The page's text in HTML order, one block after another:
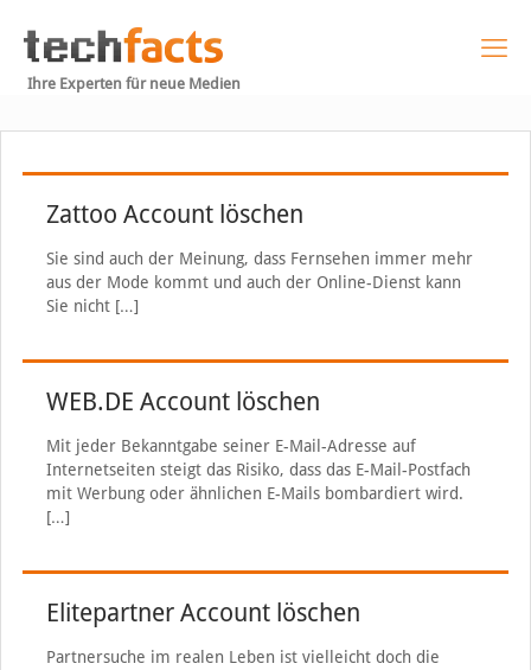
Ihre Experten für neue Medien
Zattoo Account löschen
Sie sind auch der Meinung, dass Fernsehen immer mehr
aus der Mode kommt und auch der Online-Dienst kann
Sie nicht[…]
WEB.DE Account löschen
Mit jeder Bekanntgabe seiner E-Mail-Adresse auf
Internetseiten steigt das Risiko, dass das E-Mail-Postfach
mit Werbung oder ähnlichen E-Mails bombardiert wird.
[…]
Elitepartner Account löschen
Partnersuche im realen Leben ist vielleicht doch die